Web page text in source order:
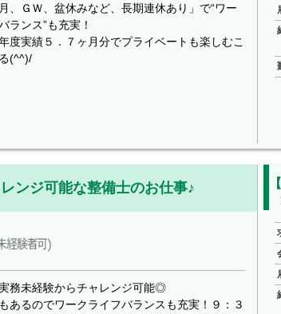
、ＧＷ、盆休みなど、長期連休あり」で“ワー
ランス”も充実！
度実績５．７ヶ月分でプライベートも楽しむこ
(^^)/
ンジ可能な整備士のお仕事♪
務未経験からチャレンジ可能◎
あるのでワークライフバランスも充実！９：３